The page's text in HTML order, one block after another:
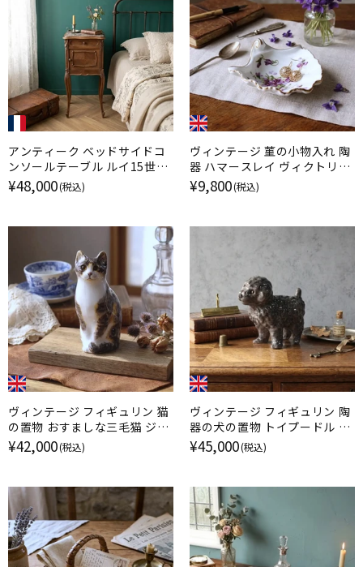
アンティーク ベッドサイドコ
ンソールテーブル ルイ15世様
式 フランス 天板大理石
¥48,000(税込)
ヴィンテージ 菫の小物入れ 陶
器 ハマースレイ ヴィクトリア
ンヴァイオレット イギリス
¥9,800(税込)
ヴィンテージ フィギュリン 猫
の置物 おすましな三毛猫 ジェ
ニー・ウィンスタンレイ イギリ
¥42,000(税込)
ヴィンテージ フィギュリン 陶
器の犬の置物 トイプードル ケ
ンジントンドッグ / ジェニー・
ウィンスタンレイ イギリス
¥45,000(税込)